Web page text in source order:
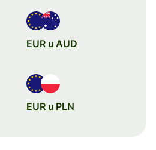
EUR u AUD
EUR u PLN